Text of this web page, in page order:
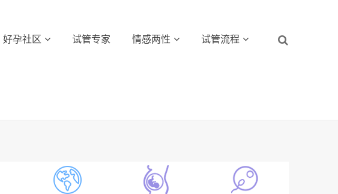
好孕社区 试管专家 情感两性 试管流程